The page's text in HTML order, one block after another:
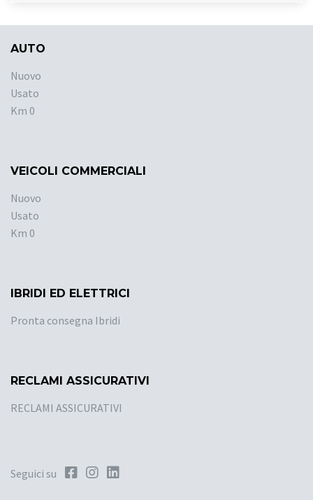
AUTO
Nuovo
Usato
Km 0
VEICOLI COMMERCIALI
Nuovo
Usato
Km 0
IBRIDI ED ELETTRICI
Pronta consegna Ibridi
RECLAMI ASSICURATIVI
RECLAMI ASSICURATIVI
Seguici su